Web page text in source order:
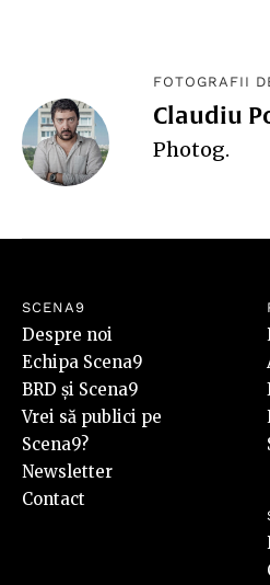
FOTOGRAFII
Claudiu
Photog.
SCENA9
Despre noi
Echipa Scena9
BRD și Scena9
Vrei să publici pe
Scena9?
Newsletter
Contact